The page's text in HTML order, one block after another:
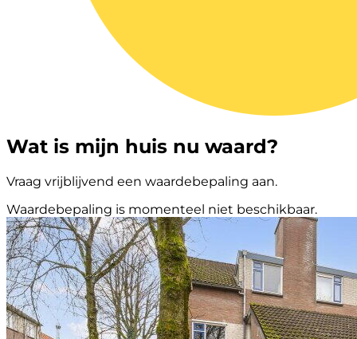
Wat is mijn huis nu waard?
Vraag vrijblijvend een waardebepaling aan.
Waardebepaling is momenteel niet beschikbaar.